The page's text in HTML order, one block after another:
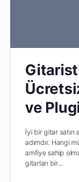
ve
İyi bir gitar satın
adımdır. Hangi
amfiye sahip
gitarları bir…